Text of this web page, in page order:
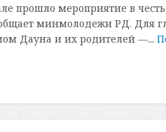
прошло мероприятие в
минмолодежи РД. Для
Дауна и их родителей —...